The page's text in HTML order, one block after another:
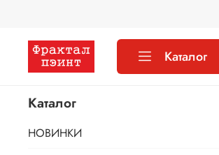
Каталог
Каталог
НОВИНКИ